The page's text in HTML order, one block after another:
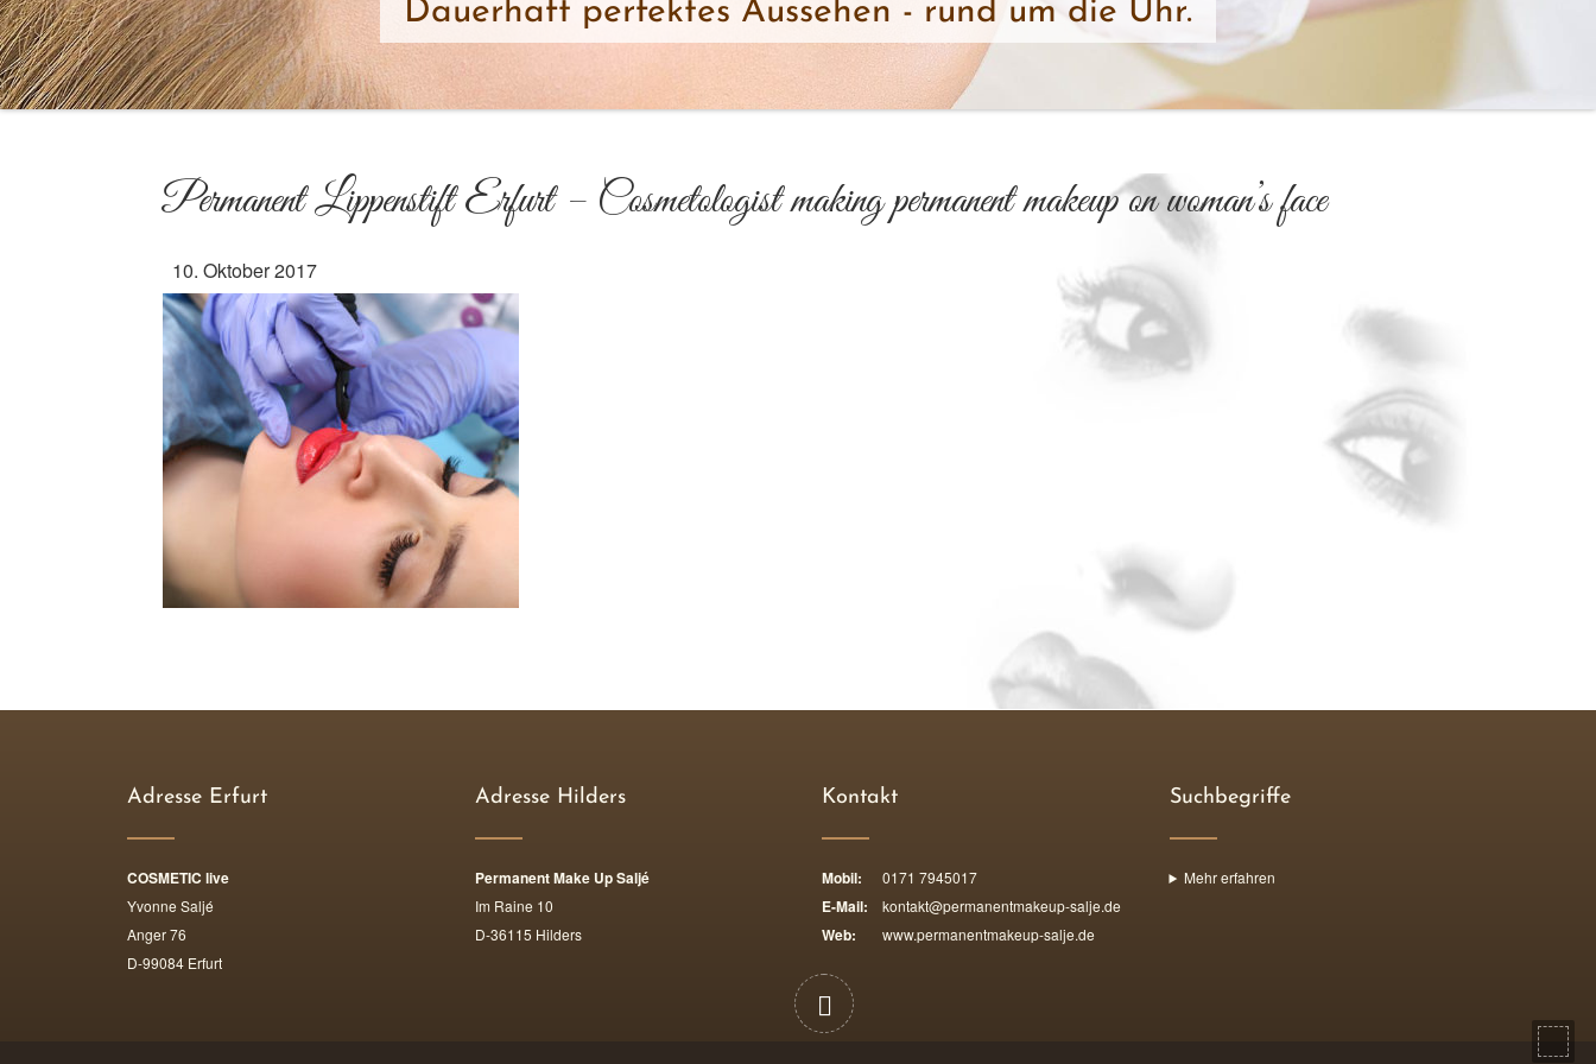
Dauerhaft perfektes Aussehen - rund um die Uhr.
Permanent Lippenstift Erfurt – Cosmetologist making permanent makeup on woman’s face
10. Oktober 2017
Adresse Erfurt
COSMETIC live
Yvonne Saljé
Anger 76
D-99084 Erfurt
Adresse Hilders
Permanent Make Up Saljé
Im Raine 10
D-36115 Hilders
Kontakt
Mobil: 0171 7945017
E-Mail: kontakt@permanentmakeup-salje.de
Web: www.permanentmakeup-salje.de
Suchbegriffe
Mehr erfahren